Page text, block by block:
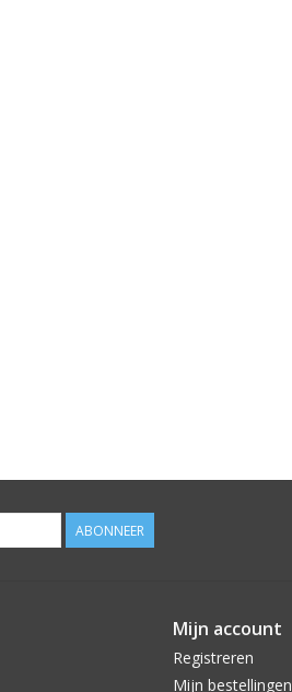
ABONNEER
Mijn account
Registreren
Mijn bestellingen